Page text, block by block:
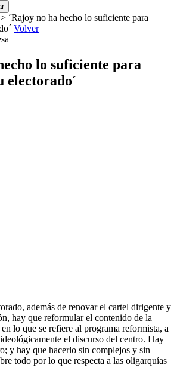
> ´Rajoy no ha hecho lo suficiente para
Volver
lo suficiente para
electorado´
además de renovar el cartel dirigente y
hay que reformular el contenido de la
lo que se refiere al programa reformista, a
el discurso del centro. Hay
y hay que hacerlo sin complejos y sin
todo por lo que respecta a las oligarquías